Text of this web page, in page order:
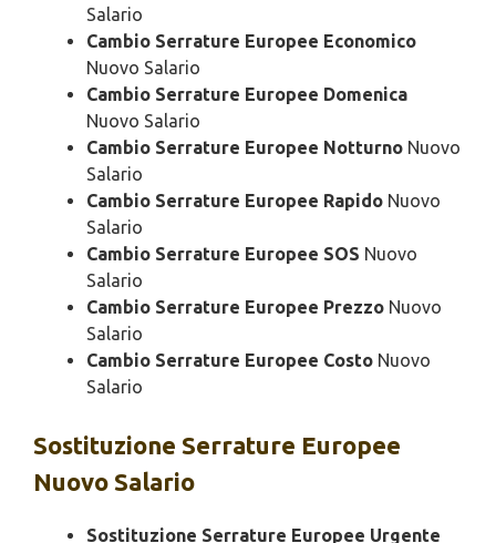
Salario
Cambio Serrature Europee Economico
Nuovo Salario
Cambio Serrature Europee Domenica
Nuovo Salario
Cambio Serrature Europee Notturno Nuovo
Salario
Cambio Serrature Europee Rapido Nuovo
Salario
Cambio Serrature Europee SOS Nuovo
Salario
Cambio Serrature Europee Prezzo Nuovo
Salario
Cambio Serrature Europee Costo Nuovo
Salario
Sostituzione Serrature Europee
Nuovo Salario
Sostituzione Serrature Europee Urgente